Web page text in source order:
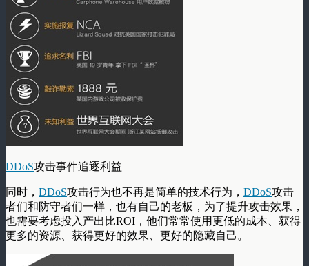
DDoS攻击事件追逐利益
同时， DDoS攻击行为也不再是简单的技术行为， DDoS攻击
者们和防守者们一样，也有自己的老板，为了提升攻击效果，
也需要考虑投入产出比ROI，他们常常使用更低的成本、获得
更多的资源、获得更好的效果、更好的隐藏自己。